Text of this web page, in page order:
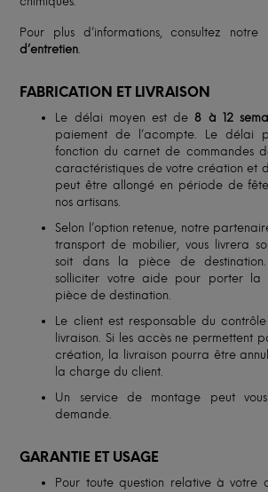
Pour plus d’informations, consultez notre
d’entretien.
FABRICATION ET LIVRAISON
Le délai moyen est de8 à 12
paiement de l’acompte. Le délai
fonction du carnet de commandes
caractéristiques de votre création et
peut être allongé en période de
nos artisans.
Selon l’option retenue, notre
transport de mobilier, vous livrera
soit dans la pièce de
solliciter votre aide pour porter la
pièce de destination.
Le client est responsable du
livraison. Si les accès ne permettent
création, la livraison pourra être
la charge du client.
Un service de montage peut
demande.
GARANTIE ET USAGE
Pour toute question relative à votre